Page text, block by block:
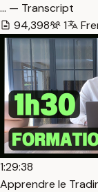
… — Transcript
94,398
1
1:29:38
Apprendre le